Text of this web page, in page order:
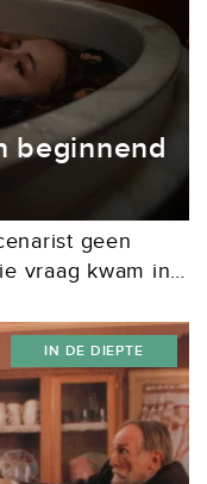
beginnend
geen
vraag kwam in
IN DE DIEPTE